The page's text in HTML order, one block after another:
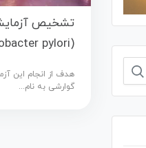
تشخیص
(Helicobacter pylori)
هدف از انجام این
گوارشی به نام...